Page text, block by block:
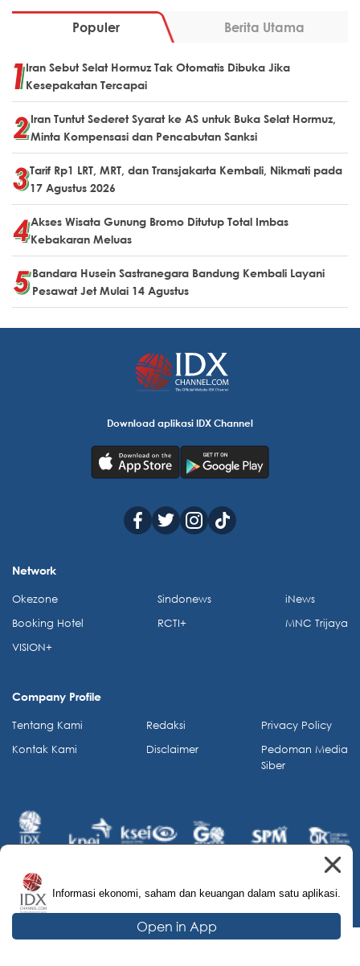
Populer Berita Utama
Iran Sebut Selat Hormuz Tak Otomatis Dibuka Jika
Kesepakatan Tercapai
Iran Tuntut Sederet Syarat ke AS untuk Buka Selat Hormuz,
Minta Kompensasi dan Pencabutan Sanksi
Tarif Rp1 LRT, MRT, dan Transjakarta Kembali, Nikmati pada
17 Agustus 2026
Akses Wisata Gunung Bromo Ditutup Total Imbas
Kebakaran Meluas
Bandara Husein Sastranegara Bandung Kembali Layani
Pesawat Jet Mulai 14 Agustus
Informasi ekonomi, saham dan keuangan dalam satu aplikasi.
Open in App
Download aplikasi IDX Channel
Network
Okezone
Booking Hotel
VISION+
Sindonews
RCTI+
iNews
MNC Trijaya
Company Profile
Tentang Kami
Kontak Kami
Redaksi
Disclaimer
Privacy Policy
Pedoman Media
Siber
© 2026 IDX Channel. All Rights Reserved.